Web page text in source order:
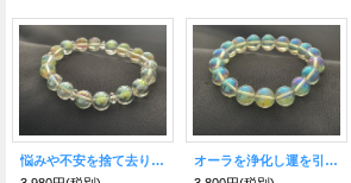
悩みや不安を捨て去り、幸運へと導くパワーを得る！レインボーオーラクリスタル＆水晶
オーラを浄化し運を引き寄せる！レインボークリスタル グリーンオーラ ブレスレット10mm